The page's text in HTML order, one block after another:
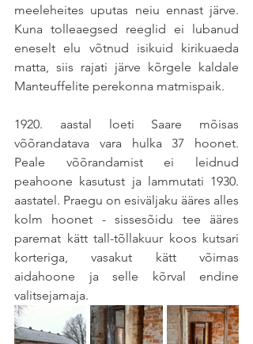
meeleheites uputas neiu ennast järve.
Kuna tolleaegsed reeglid ei lubanud
eneselt elu võtnud isikuid kirikuaeda
matta, siis rajati järve kõrgele kaldale
Manteuffelite perekonna matmispaik.
1920. aastal loeti Saare mõisas
võõrandatava vara hulka 37 hoonet.
Peale võõrandamist ei leidnud
peahoone kasutust ja lammutati 1930.
aastatel. Praegu on esiväljaku ääres alles
kolm hoonet - sissesõidu tee ääres
paremat kätt tall-tõllakuur koos kutsari
korteriga, vasakut kätt võimas
aidahoone ja selle kõrval endine
valitsejamaja.